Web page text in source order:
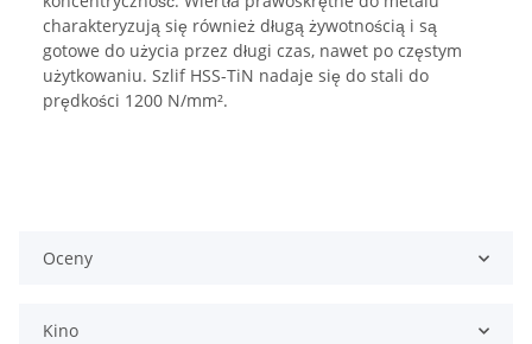
charakteryzują się również długą żywotnością i są
gotowe do użycia przez długi czas, nawet po częstym
użytkowaniu. Szlif HSS-TiN nadaje się do stali do
prędkości 1200 N/mm².
Oceny
Kino